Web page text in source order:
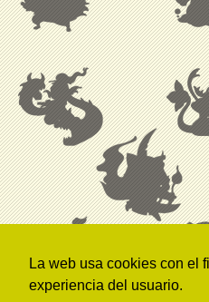
La web usa cookies con el
experiencia del usuario.